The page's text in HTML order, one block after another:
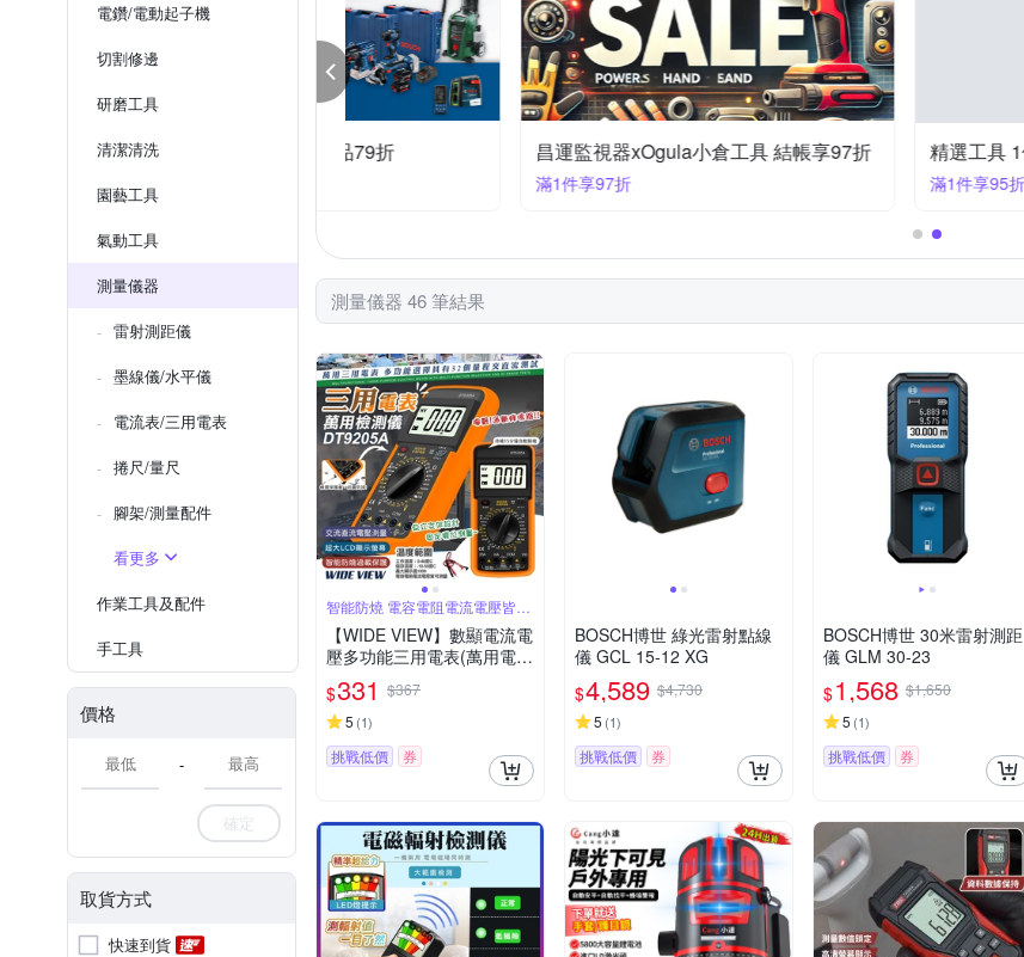
電鑽/電動起子機
切割修邊
研磨工具
清潔清洗
園藝工具
氣動工具
測量儀器
雷射測距儀
墨線儀/水平儀
電流表/三用電表
捲尺/量尺
腳架/測量配件
看更多
作業工具及配件
手工具
價格
-
確定
取貨方式
快速到貨
德藝之作 指定品79折 昌運監視器xOgula小倉工具 結帳享97折 精選工具 1件95折
測量儀器 46 筆結果
智能防燒 電容電阻電流電壓皆可
測量
【WIDE VIEW】數顯電流電
壓多功能三用電表(萬用電錶
萬能電表 電壓表 電壓測量
電容表/DT9205A)
$331 $367
5 (1)
挑戰低價 券
BOSCH博世 綠光雷射點線
儀 GCL 15-12 XG
$4,589 $4,730
5 (1)
挑戰低價 券
BOSCH博世 30米雷射測距
儀 GLM 30-23
$1,568 $1,650
5 (1)
挑戰低價 券